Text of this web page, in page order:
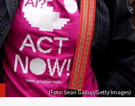
(Foto: Sean Gallup/Getty Images)